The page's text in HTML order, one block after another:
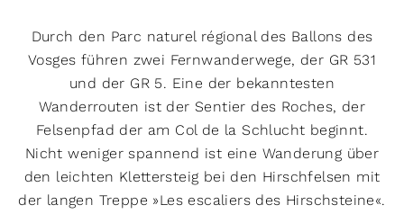
Routentyp
Hin- und Zurück Rundwanderung
Ø Auslastung
stark moderat gering
Durch den Parc naturel régional des Ballons des
Vosges führen zwei Fernwanderwege, der GR 531
und der GR 5. Eine der bekanntesten
Wanderrouten ist der Sentier des Roches, der
Felsenpfad der am Col de la Schlucht beginnt.
Nicht weniger spannend ist eine Wanderung über
den leichten Klettersteig bei den Hirschfelsen mit
der langen Treppe »Les escaliers des Hirschsteine«.